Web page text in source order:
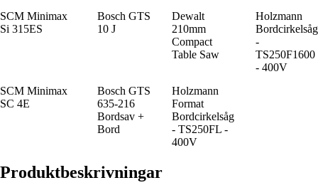
SCM Minimax
Si 315ES
Bosch GTS
10 J
Dewalt
210mm
Compact
Table Saw
Holzmann
Bordcirkelsåg
-
TS250F1600
- 400V
SCM Minimax
SC 4E
Bosch GTS
635-216
Bordsav +
Bord
Holzmann
Format
Bordcirkelsåg
- TS250FL -
400V
Produktbeskrivningar